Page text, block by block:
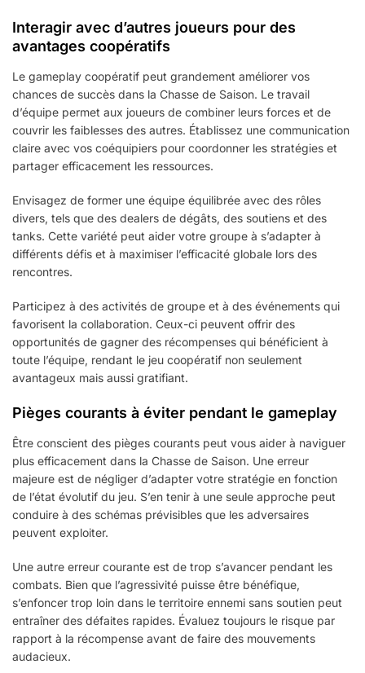
Interagir avec d’autres joueurs pour des
avantages coopératifs
Le gameplay coopératif peut grandement améliorer vos
chances de succès dans la Chasse de Saison. Le travail
d’équipe permet aux joueurs de combiner leurs forces et de
couvrir les faiblesses des autres. Établissez une communication
claire avec vos coéquipiers pour coordonner les stratégies et
partager efficacement les ressources.
Envisagez de former une équipe équilibrée avec des rôles
divers, tels que des dealers de dégâts, des soutiens et des
tanks. Cette variété peut aider votre groupe à s’adapter à
différents défis et à maximiser l’efficacité globale lors des
rencontres.
Participez à des activités de groupe et à des événements qui
favorisent la collaboration. Ceux-ci peuvent offrir des
opportunités de gagner des récompenses qui bénéficient à
toute l’équipe, rendant le jeu coopératif non seulement
avantageux mais aussi gratifiant.
Pièges courants à éviter pendant le gameplay
Être conscient des pièges courants peut vous aider à naviguer
plus efficacement dans la Chasse de Saison. Une erreur
majeure est de négliger d’adapter votre stratégie en fonction
de l’état évolutif du jeu. S’en tenir à une seule approche peut
conduire à des schémas prévisibles que les adversaires
peuvent exploiter.
Une autre erreur courante est de trop s’avancer pendant les
combats. Bien que l’agressivité puisse être bénéfique,
s’enfoncer trop loin dans le territoire ennemi sans soutien peut
entraîner des défaites rapides. Évaluez toujours le risque par
rapport à la récompense avant de faire des mouvements
audacieux.